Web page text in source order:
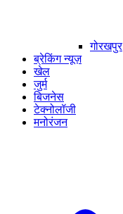
गोरखपुर
ब्रेकिंग न्यूज़
खेल
जुर्म
बिजनेस
टेक्नोलॉजी
मनोरंजन